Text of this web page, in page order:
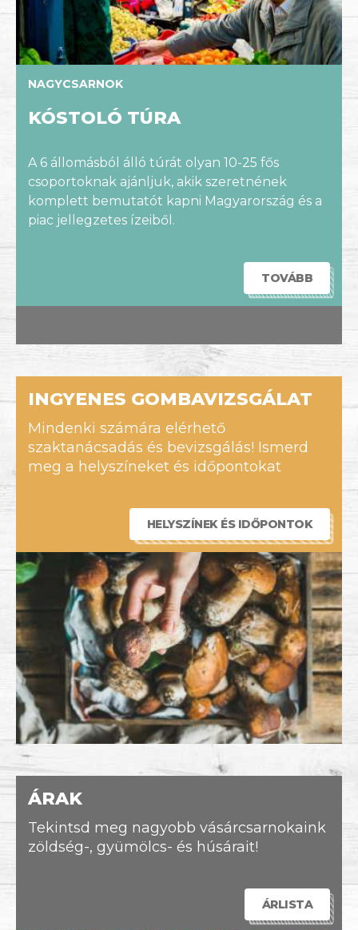
NAGYCSARNOK
KÓSTOLÓ TÚRA
A 6 állomásból álló túrát olyan 10-25 fős
csoportoknak ajánljuk, akik szeretnének
komplett bemutatót kapni Magyarország és a
piac jellegzetes ízeiből.
TOVÁBB
INGYENES GOMBAVIZSGÁLAT
Mindenki számára elérhető
szaktanácsadás és bevizsgálás! Ismerd
meg a helyszíneket és időpontokat
HELYSZÍNEK ÉS IDŐPONTOK
ÁRAK
Tekintsd meg nagyobb vásárcsarnokaink
zöldség-, gyümölcs- és húsárait!
ÁRLISTA